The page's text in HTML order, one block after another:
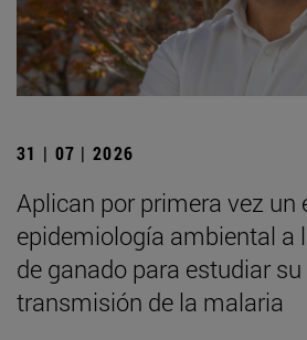
31 | 07 | 2026
Aplican por primera vez un
epidemiología ambiental a
de ganado para estudiar
transmisión de la malaria